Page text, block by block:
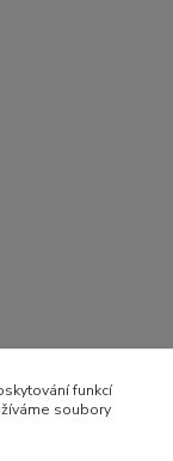
funkcí
soubory